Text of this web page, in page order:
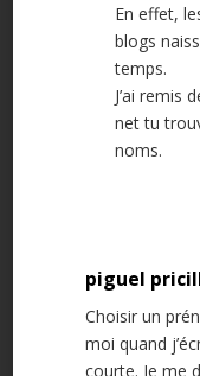
En effet,
blogs
temps.
J’ai remis
net tu
noms.
piguel
Choisir un
moi quand
courte. Je me